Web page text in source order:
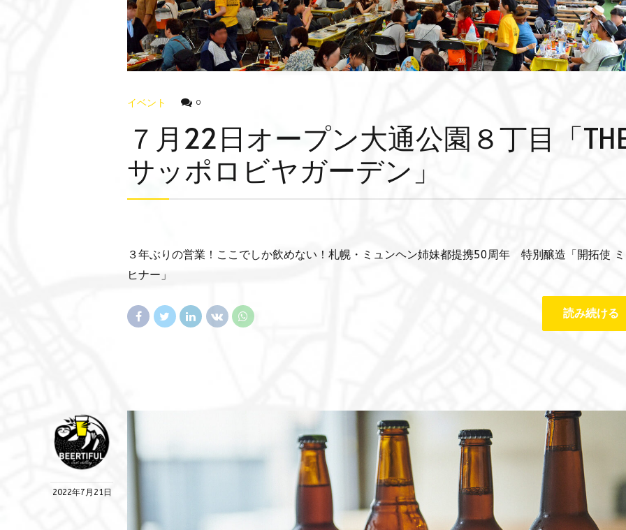
イベント 0
７月22日オープン大通公園８丁目「
サッポロビヤガーデン」
３年ぶりの営業！ここでしか飲めない！札幌・ミュンヘン姉妹都提携50周年 特別醸造「開拓使
ヒナー」
読み続ける
2022年7月21日